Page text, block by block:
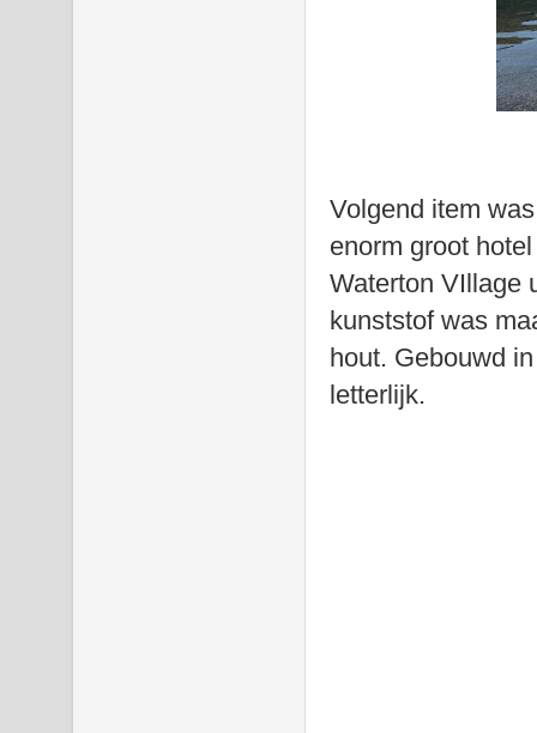
Volgend item
enorm groot
Waterton VIllage
kunststof was
hout. Gebouwd
letterlijk.